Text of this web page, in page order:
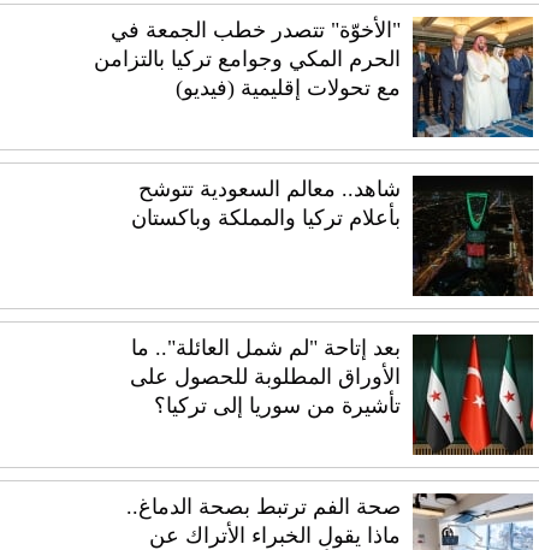
"الأخوّة" تتصدر خطب الجمعة في
الحرم المكي وجوامع تركيا بالتزامن
مع تحولات إقليمية (فيديو)
شاهد.. معالم السعودية تتوشح
بأعلام تركيا والمملكة وباكستان
بعد إتاحة "لم شمل العائلة".. ما
الأوراق المطلوبة للحصول على
تأشيرة من سوريا إلى تركيا؟
صحة الفم ترتبط بصحة الدماغ..
ماذا يقول الخبراء الأتراك عن